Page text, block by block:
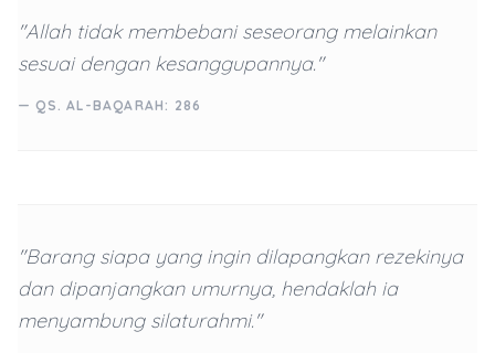
"Allah tidak membebani seseorang melainkan
sesuai dengan kesanggupannya."
— QS. AL-BAQARAH: 286
"Barang siapa yang ingin dilapangkan rezekinya
dan dipanjangkan umurnya, hendaklah ia
menyambung silaturahmi."